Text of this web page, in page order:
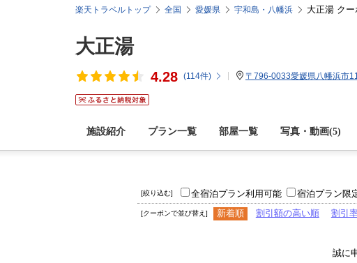
楽天トラベルトップ 全国 愛媛県 宇和島・八幡浜 大正湯 クー
大正湯
4.28 (114件) 〒796-0033愛媛県八幡浜市
施設紹介 プラン一覧 部屋一覧 写真・動画(5)
[絞り込む] 全宿泊プラン利用可能 宿泊プラン限
[クーポンで並び替え] 新着順 割引額の高い順 割引
誠に